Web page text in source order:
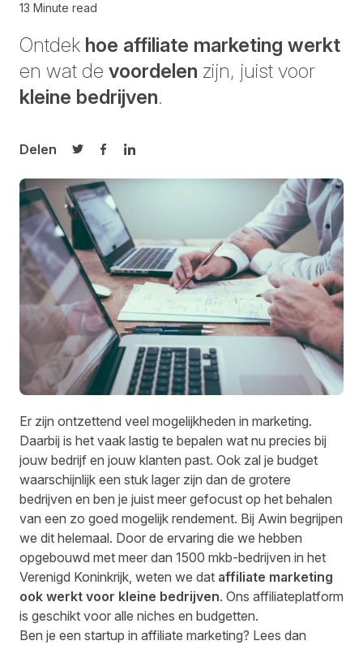
13 Minute read
Ontdek hoe affiliate marketing werkt
en wat de voordelen zijn, juist voor
kleine bedrijven.
Delen
Delen op Twitter
Delen op Facebook
Delen op LinkedIn
Er zijn ontzettend veel mogelijkheden in marketing.
Daarbij is het vaak lastig te bepalen wat nu precies bij
jouw bedrijf en jouw klanten past. Ook zal je budget
waarschijnlijk een stuk lager zijn dan de grotere
bedrijven en ben je juist meer gefocust op het behalen
van een zo goed mogelijk rendement. Bij Awin begrijpen
we dit helemaal. Door de ervaring die we hebben
opgebouwd met meer dan 1500 mkb-bedrijven in het
Verenigd Koninkrijk, weten we dat affiliate marketing
ook werkt voor kleine bedrijven. Ons affiliateplatform
is geschikt voor alle niches en budgetten.
Ben je een startup in affiliate marketing? Lees dan